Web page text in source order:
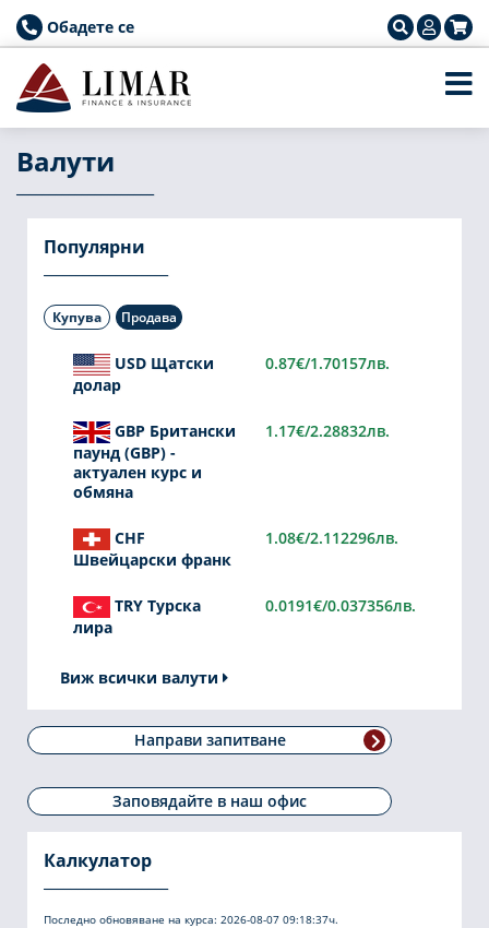
Обадете се
Валути
Популярни
Купува Продава
USD Щатски
долар
0.87€/1.70157лв.
GBP Британски
паунд (GBP) -
актуален курс и
обмяна
1.17€/2.28832лв.
CHF
Швейцарски франк
1.08€/2.112296лв.
TRY Турска
лира
0.0191€/0.037356лв.
Виж всички валути
Направи запитване
Заповядайте в наш офис
Калкулатор
Последно обновяване на курса: 2026-08-07 09:18:37ч.